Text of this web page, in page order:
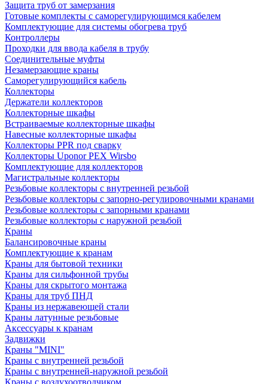
Защита труб от замерзания
Готовые комплекты с саморегулирующимся кабелем
Комплектующие для системы обогрева труб
Контроллеры
Проходки для ввода кабеля в трубу
Соединительные муфты
Незамерзающие краны
Саморегулирующийся кабель
Коллекторы
Держатели коллекторов
Коллекторные шкафы
Встраиваемые коллекторные шкафы
Навесные коллекторные шкафы
Коллекторы PPR под сварку
Коллекторы Uponor PEX Wirsbo
Комплектующие для коллекторов
Магистральные коллекторы
Резьбовые коллекторы с внутренней резьбой
Резьбовые коллекторы с запорно-регулировочными кранами
Резьбовые коллекторы с запорными кранами
Резьбовые коллекторы с наружной резьбой
Краны
Балансировочные краны
Комплектующие к кранам
Краны для бытовой техники
Краны для сильфонной трубы
Краны для скрытого монтажа
Краны для труб ПНД
Краны из нержавеющей стали
Краны латунные резьбовые
Аксессуары к кранам
Задвижки
Краны "MINI"
Краны с внутренней резьбой
Краны с внутренней-наружной резьбой
Краны с воздухоотводчиком